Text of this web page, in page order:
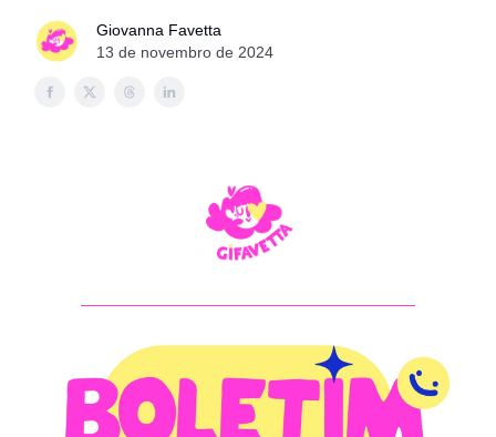
Giovanna Favetta
13 de novembro de 2024